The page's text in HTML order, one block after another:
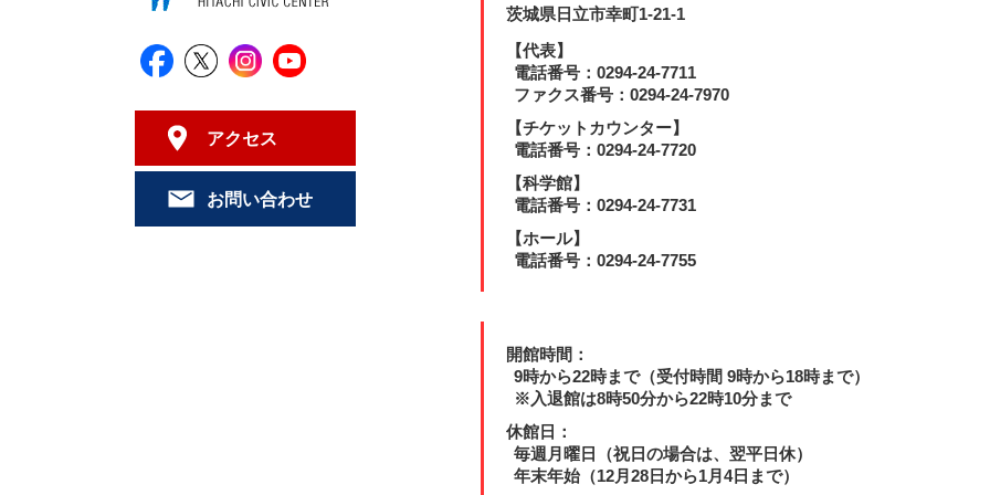
日立シビックセンター公式Facebook
日立シビックセンター公式X
日立シビックセンター公式Instagram
日立シビックセンター公式YouTube
アクセス
お問い合わせ
茨城県日立市幸町1-21-1
【代表】
電話番号：0294-24-7711
ファクス番号：0294-24-7970
【チケットカウンター】
電話番号：0294-24-7720
【科学館】
電話番号：0294-24-7731
【ホール】
電話番号：0294-24-7755
開館時間：
9時から22時まで（受付時間 9時から18時まで）
※入退館は8時50分から22時10分まで
休館日：
毎週月曜日（祝日の場合は、翌平日休）
年末年始（12月28日から1月4日まで）